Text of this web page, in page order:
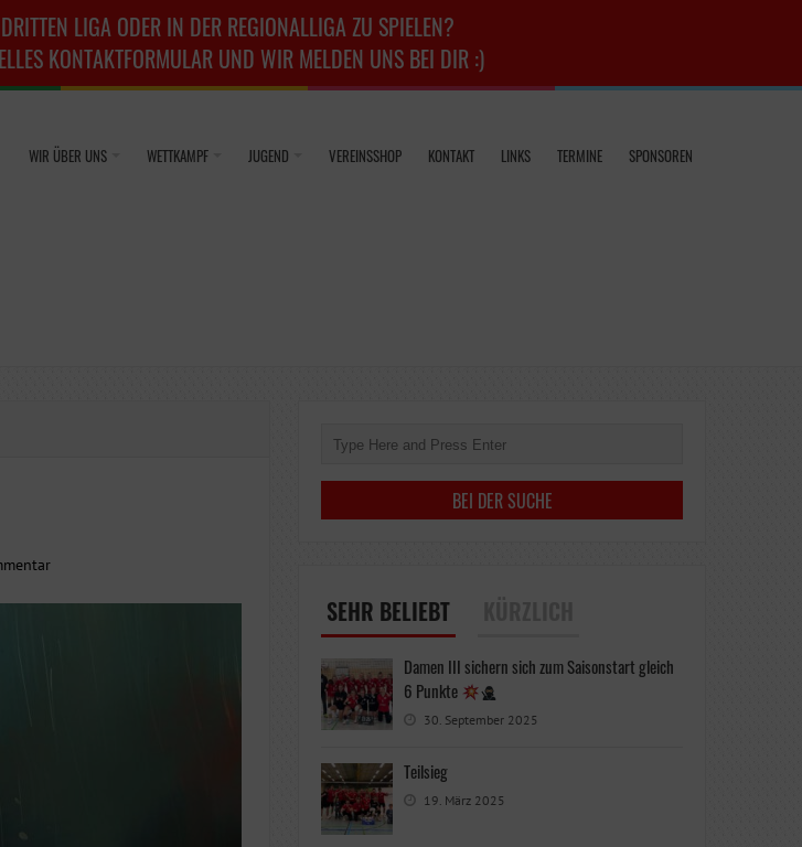
LIGA ODER IN DER REGIONALLIGA ZU SPIELEN?
KONTAKTFORMULAR UND WIR MELDEN UNS BEI DIR :)
WIR ÜBER UNS WETTKAMPF JUGEND VEREINSSHOP KONTAKT LINKS TERMINE SPONSOREN
SEHR BELIEBT
Damen III sichern sich zum Saisonstart gleich
6 Punkte
30. September 2025
Teilsieg
19. März 2025